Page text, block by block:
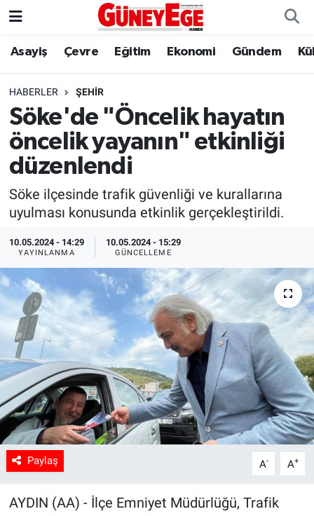
Asayiş Çevre Eğitim Ekonomi Gündem
HABERLER ŞEHIR
Söke'de "Öncelik hayatın
öncelik yayanın" etkinliği
düzenlendi
Söke ilçesinde trafik güvenliği ve kurallarına
uyulması konusunda etkinlik gerçekleştirildi.
10.05.2024 - 14:29
YAYINLANMA
10.05.2024 - 15:29
GÜNCELLEME
Paylaş A- A+
AYDIN (AA) - İlçe Emniyet Müdürlüğü, Trafik
Asayiş
Çevre
Eğitim
Ekonomi
Gündem
Magazin
Politika
Sağlık
Spor
Yaşam
Tarım
İstanbul Hava Durumu
İstanbul Trafik Yoğunluk Haritası
Süper Lig Puan Durumu ve Fikstür
Tüm Manşetler
Son Dakika Haberleri